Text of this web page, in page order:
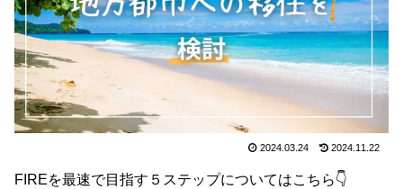
2024.03.24 2024.11.22
FIREを最速で目指す５ステップについてはこちら👇️